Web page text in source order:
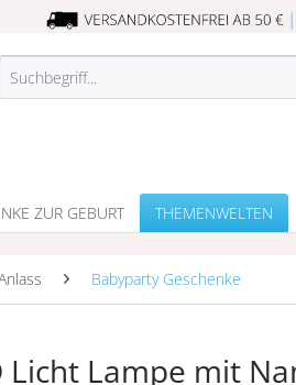
ZUR GEBURT THEMENWELTEN
Babyparty Geschenke
Licht Lampe mit